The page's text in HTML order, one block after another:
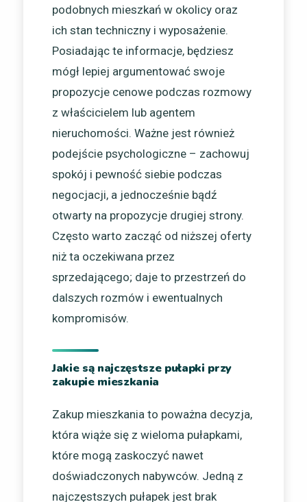
podobnych mieszkań w okolicy oraz
ich stan techniczny i wyposażenie.
Posiadając te informacje, będziesz
mógł lepiej argumentować swoje
propozycje cenowe podczas rozmowy
z właścicielem lub agentem
nieruchomości. Ważne jest również
podejście psychologiczne – zachowuj
spokój i pewność siebie podczas
negocjacji, a jednocześnie bądź
otwarty na propozycje drugiej strony.
Często warto zacząć od niższej oferty
niż ta oczekiwana przez
sprzedającego; daje to przestrzeń do
dalszych rozmów i ewentualnych
kompromisów.
Jakie są najczęstsze pułapki przy
zakupie mieszkania
Zakup mieszkania to poważna decyzja,
która wiąże się z wieloma pułapkami,
które mogą zaskoczyć nawet
doświadczonych nabywców. Jedną z
najczęstszych pułapek jest brak